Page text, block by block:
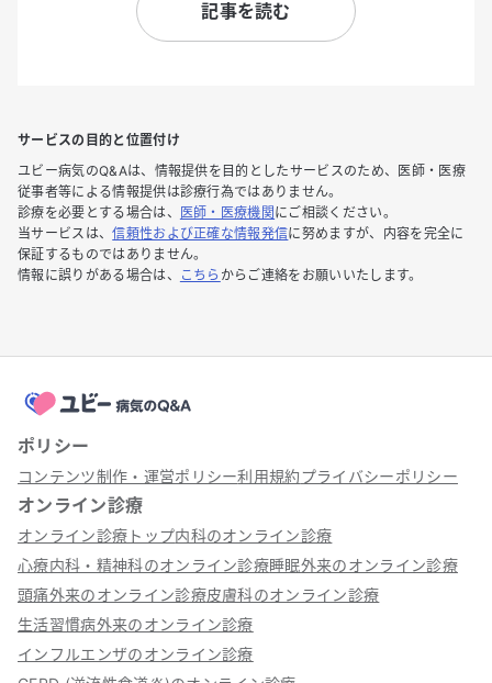
記事を読む
サービスの目的と位置付け
ユビー病気のQ&Aは、情報提供を目的としたサービスのため、医師・医療
従事者等による情報提供は診療行為ではありません。
診療を必要とする場合は、
医師・医療機関 にご相談ください。
当サービスは、信頼性および正確な情報発信に努めますが、内容を完全に
保証するものではありません。
情報に誤りがある場合は、
こちら からご連絡をお願いいたします。
ポリシー
コンテンツ制作・運営ポリシー利用規約プライバシーポリシー
オンライン診療
オンライン診療トップ内科のオンライン診療
心療内科・精神科のオンライン診療睡眠外来のオンライン診療
頭痛外来のオンライン診療皮膚科のオンライン診療
生活習慣病外来のオンライン診療
インフルエンザのオンライン診療